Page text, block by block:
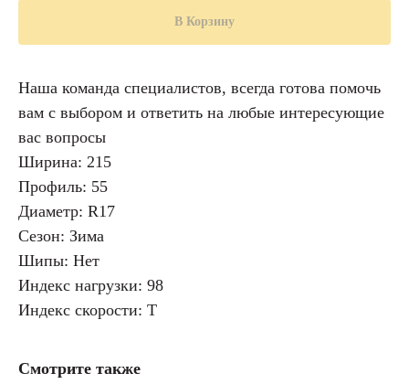
В Корзину
Наша команда специалистов, всегда готова помочь
вам с выбором и ответить на любые интересующие
вас вопросы
Ширина: 215
Профиль: 55
Диаметр: R17
Сезон: Зима
Шипы: Нет
Индекс нагрузки: 98
Индекс скорости: T
Смотрите также